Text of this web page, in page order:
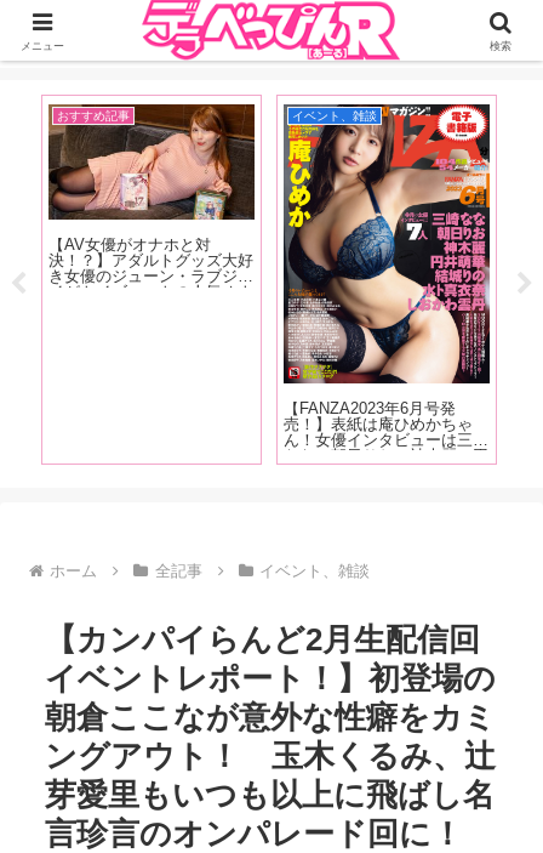
ジーオーティーが運営するちょっとHなニュースサイ。サイト内のリンクには
DMMアフィリエイトが含まれているものがあります
ズ
おすすめ記事
【AV女優がオナホと対
決！？】アダルトグッズ大好
き女優のジューン・ラブジョ
イがトイズハートの人気オナ
イベント、雑談
【FANZA2023年6月号発
売！】表紙は庵ひめかちゃ
ん！女優インタビューは三崎
なな、朝日りお、神木麗、円
AV
の
ホーム 全記事 イベント、雑談
【カンパイらんど2月生配信回
イベントレポート！】初登場の
朝倉ここなが意外な性癖をカミ
ングアウト！ 玉木くるみ、辻
芽愛里もいつも以上に飛ばし名
言珍言のオンパレード回に！
メニュー 検索